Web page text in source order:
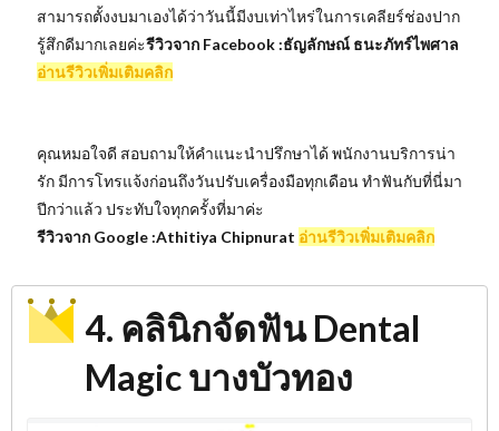
สามารถตั้งงบมาเองได้ว่าวันนี้มีงบเท่าไหร่ในการเคลียร์ช่องปาก
รู้สึกดีมากเลยค่ะรีวิวจาก Facebook :ธัญลักษณ์ ธนะภัทร์ไพศาล
อ่านรีวิวเพิ่มเติมคลิก
คุณหมอใจดี สอบถามให้คำแนะนำปรึกษาได้ พนักงานบริการน่า
รัก มีการโทรแจ้งก่อนถึงวันปรับเครื่องมือทุกเดือน ทำฟันกับที่นี่มา
ปีกว่าแล้ว ประทับใจทุกครั้งที่มาค่ะ
รีวิวจาก Google :Athitiya Chipnurat อ่านรีวิวเพิ่มเติมคลิก
4. คลินิกจัดฟัน Dental
Magic บางบัวทอง